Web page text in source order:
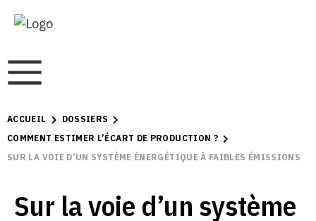
ACCUEIL
DOSSIERS
COMMENT ESTIMER L’ÉCART DE PRODUCTION ?
SUR LA VOIE D’UN SYSTÈME ÉNERGÉTIQUE À FAIBLES ÉMISSIONS
Sur la voie d’un système